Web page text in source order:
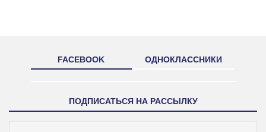
FACEBOOK ОДНОКЛАССНИКИ
ПОДПИСАТЬСЯ НА РАССЫЛКУ